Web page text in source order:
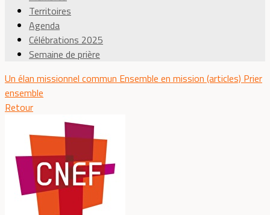
Territoires
Agenda
Célébrations 2025
Semaine de prière
Un élan missionnel commun Ensemble en mission (articles) Prier
ensemble
Retour